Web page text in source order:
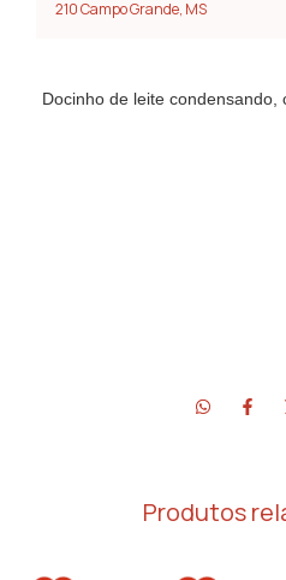
210 Campo Grande, MS
Docinho de leite
Produtos